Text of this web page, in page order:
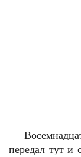
передал тут и